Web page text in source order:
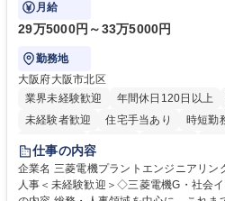
月給
29万5000円～33万5000円
勤務地
大阪府大阪市北区
業界未経験歓迎
年間休日120日以上
未経験者歓迎
住宅手当あり 時短勤
退職金あり
駅近5分以内
土日祝休み 服装自由
仕事の内容
企業名 三菱電機プラントエンジニアリング株式会社 求人
人事＜未経験歓迎＞◇三菱電機G・社会イ